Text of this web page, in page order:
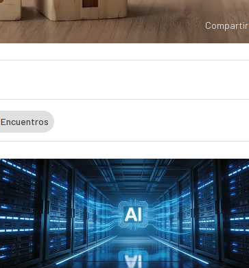
Compartir
Encuentros